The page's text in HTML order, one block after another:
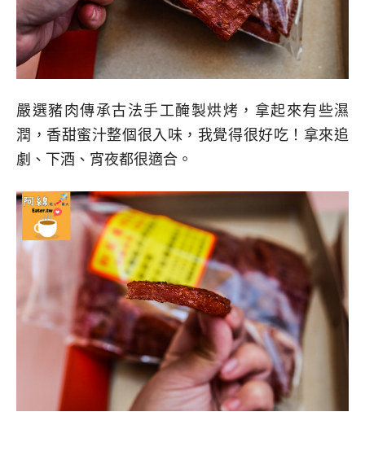
嚴選豬肉傳承古法手工醃製烘烤，拿起來有些濕
潤，香甜蜜汁整個很入味，我覺得很好吃！拿來追
劇、下酒、宵夜都很適合。